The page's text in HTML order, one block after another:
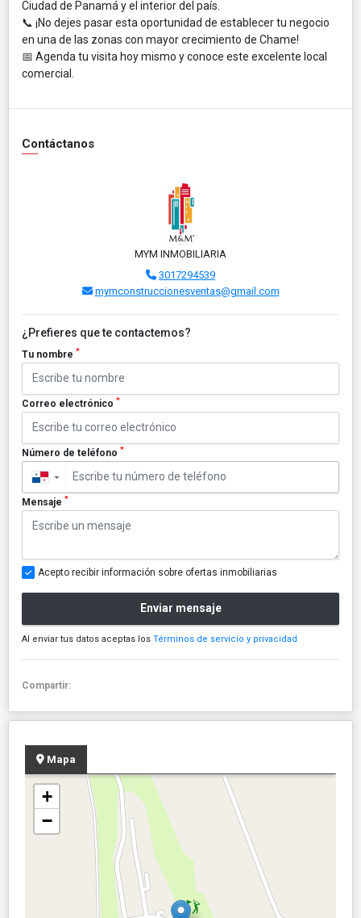
Ciudad de Panamá y el interior del país.
📞 ¡No dejes pasar esta oportunidad de establecer tu negocio
en una de las zonas con mayor crecimiento de Chame!
📅 Agenda tu visita hoy mismo y conoce este excelente local
comercial.
Contáctanos
MYM INMOBILIARIA
3017294539
mymconstruccionesventas@gmail.com
¿Prefieres que te contactemos?
Tu nombre *
Correo electrónico *
Número de teléfono *
▼
Mensaje *
Acepto recibir información sobre ofertas inmobiliarias
Enviar mensaje
Al enviar tus datos aceptas los Términos de servicio y privacidad
Compartir:
Mapa
+
−